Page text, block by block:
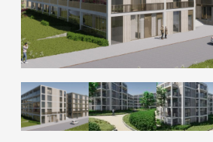
Huuraanbod
Bestaande bouw
Internationaal
Nieuwbouw
Bedrijfsaanbod
Diensten